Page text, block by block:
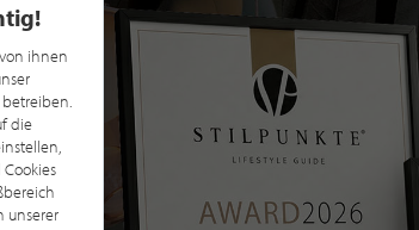
ihnen
die
unserer